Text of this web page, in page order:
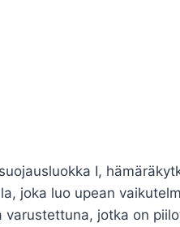
I,
joka luo upean
jotka on